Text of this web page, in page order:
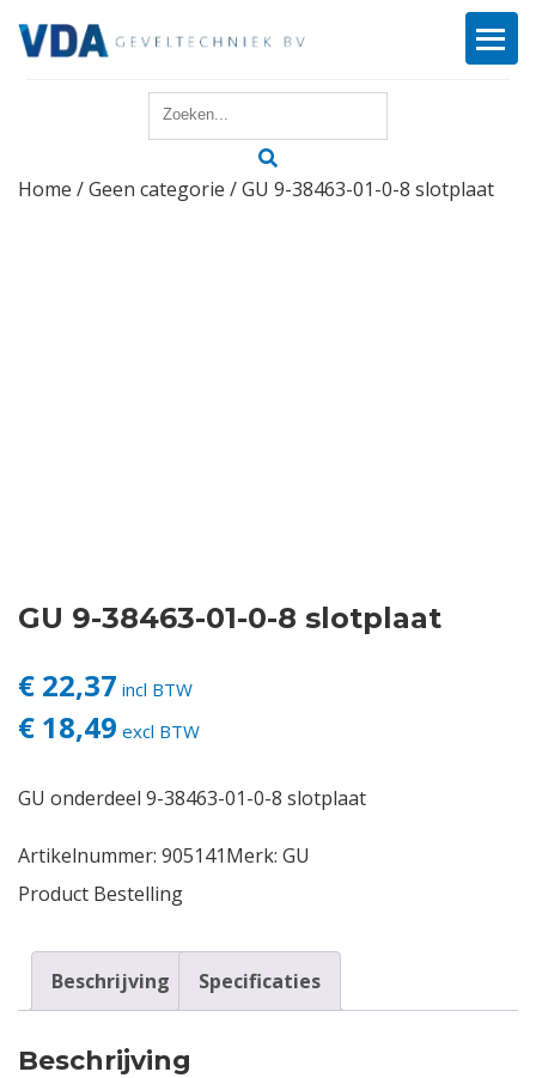
Reparatie
Vacatures
Home /Geen categorie / GU 9-38463-01-0-8 slotplaat
GU 9-38463-01-0-8 slotplaat
€ 22,37 incl BTW
€ 18,49 excl BTW
GU onderdeel 9-38463-01-0-8 slotplaat
Artikelnummer: 905141Merk: GU
Product Bestelling
Beschrijving Specificaties
Beschrijving